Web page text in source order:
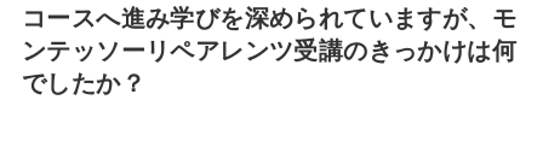
コースへ進み学びを深められていますが、モ
ンテッソーリペアレンツ受講のきっかけは何
でしたか？